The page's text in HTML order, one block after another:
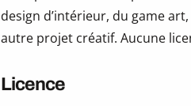
design d’intérieur, du game
autre projet créatif. Aucune
Licence